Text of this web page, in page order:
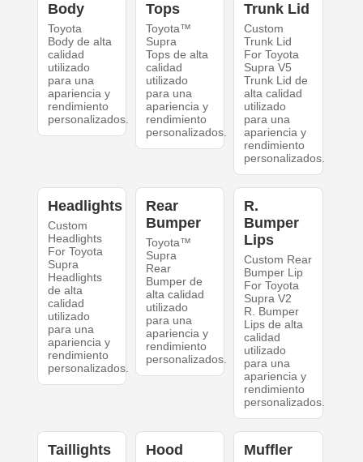
Body
Toyota
Body de alta
calidad
utilizado
para una
apariencia y
rendimiento
personalizados.
Tops
Toyota™
Supra
Tops de alta
calidad
utilizado
para una
apariencia y
rendimiento
personalizados.
Trunk Lid
Custom
Trunk Lid
For Toyota
Supra V5
Trunk Lid de
alta calidad
utilizado
para una
apariencia y
rendimiento
personalizados.
Headlights
Custom
Headlights
For Toyota
Supra
Headlights
de alta
calidad
utilizado
para una
apariencia y
rendimiento
personalizados.
Rear
Bumper
Toyota™
Supra
Rear
Bumper de
alta calidad
utilizado
para una
apariencia y
rendimiento
personalizados.
R.
Bumper
Lips
Custom Rear
Bumper Lip
For Toyota
Supra V2
R. Bumper
Lips de alta
calidad
utilizado
para una
apariencia y
rendimiento
personalizados.
Taillights Hood Muffler